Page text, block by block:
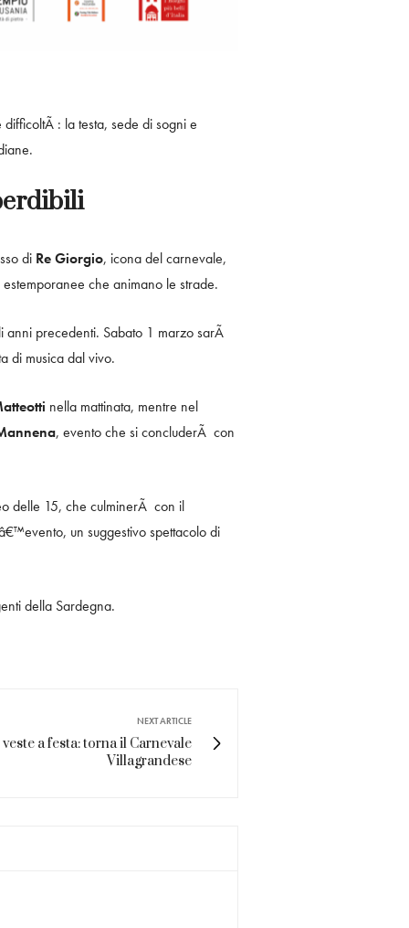
: la testa, sede di sogni e
di Re Giorgio, icona del carnevale,
che animano le strade.
anni precedenti. Sabato 1 marzo sarÃ
di musica dal vivo.
nella mattinata, mentre nel
, evento che si concluderÃ con
delle 15, che culminerÃ con il
un suggestivo spettacolo di
della Sardegna.
NEXT ARTICLE
a festa: torna il Carnevale
Villagrandese